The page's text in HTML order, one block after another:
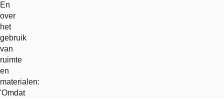
En
over
het
gebruik
van
ruimte
en
materialen:
'Omdat